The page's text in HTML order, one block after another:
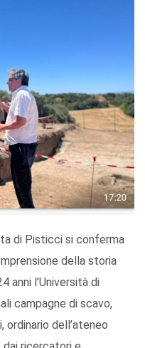
di Pisticci si conferma
della storia
anni l’Università di
campagne di scavo,
dell’ateneo